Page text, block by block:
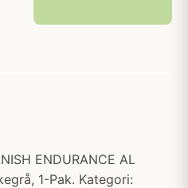
ENDURANCE AL
1-Pak. Kategori: